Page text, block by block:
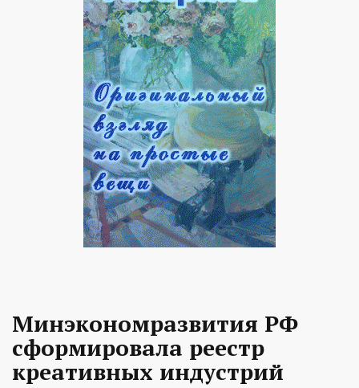
Минэкономразвития РФ
сформировала реестр
креативных индустрий